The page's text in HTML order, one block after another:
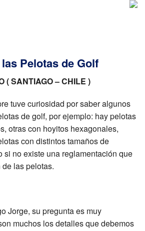
Pelotas de Golf
( SANTIAGO – CHILE )
tuve curiosidad por saber algunos
de golf, por ejemplo: hay pelotas
otras con hoyitos hexagonales,
con distintos tamaños de
si no existe una reglamentación que
las pelotas.
Jorge, su pregunta es muy
muchos los detalles que debemos